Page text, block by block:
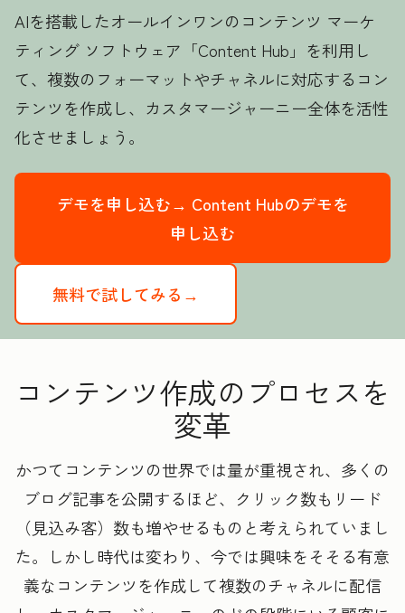
AIを搭載したオールインワンのコンテンツ マーケ
ティング ソフトウェア「Content Hub」を利用し
て、複数のフォーマットやチャネルに対応するコン
テンツを作成し、カスタマージャーニー全体を活性
化させましょう。
デモを申し込む→ Content Hubのデモを
申し込む
無料で試してみる→
コンテンツ作成のプロセスを
変革
かつてコンテンツの世界では量が重視され、多くの
ブログ記事を公開するほど、クリック数もリード
（見込み客）数も増やせるものと考えられていまし
た。しかし時代は変わり、今では興味をそそる有意
義なコンテンツを作成して複数のチャネルに配信